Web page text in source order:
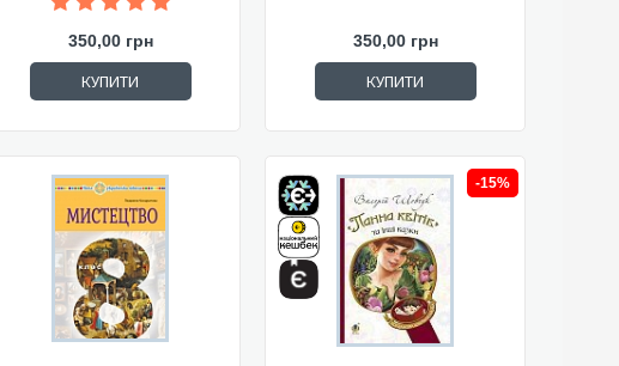
350,00 грн
КУПИТИ
350,00 грн
КУПИТИ
-15%